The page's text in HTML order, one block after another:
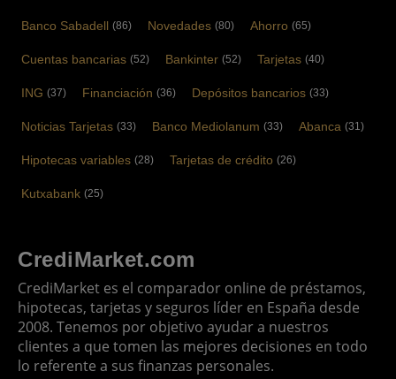
Banco Sabadell (86) Novedades (80) Ahorro (65)
Cuentas bancarias (52) Bankinter (52) Tarjetas (40)
ING (37) Financiación (36) Depósitos bancarios (33)
Noticias Tarjetas (33) Banco Mediolanum (33) Abanca (31)
Hipotecas variables (28) Tarjetas de crédito (26)
Kutxabank (25)
CrediMarket.com
CrediMarket es el comparador online de préstamos,
hipotecas, tarjetas y seguros líder en España desde
2008. Tenemos por objetivo ayudar a nuestros
clientes a que tomen las mejores decisiones en todo
lo referente a sus finanzas personales.